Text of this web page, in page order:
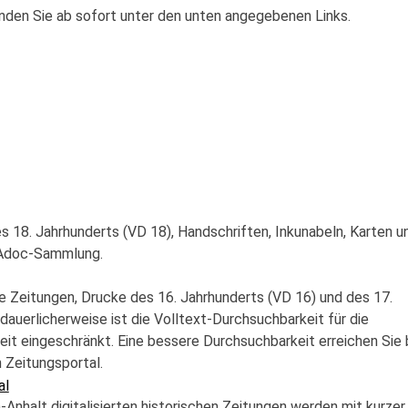
Sie ab sofort unter den unten angegebenen Links.
18. Jahrhunderts (VD 18), Handschriften, Inkunabeln, Karten
Sammlung.
Zeitungen, Drucke des 16. Jahrhunderts (VD 16) und des 17.
ist die Volltext-Durchsuchbarkeit für die
eingeschränkt. Eine bessere Durchsuchbarkeit erreichen Sie
Zeitungsportal.